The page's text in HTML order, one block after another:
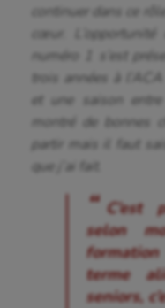
continuer dans ce
cœur.
numéro 1 s’est
trois années à
et une saison
montré de bonnes
partir mais il faut
que j’ai fait.
C’est
selon
terme
seniors,